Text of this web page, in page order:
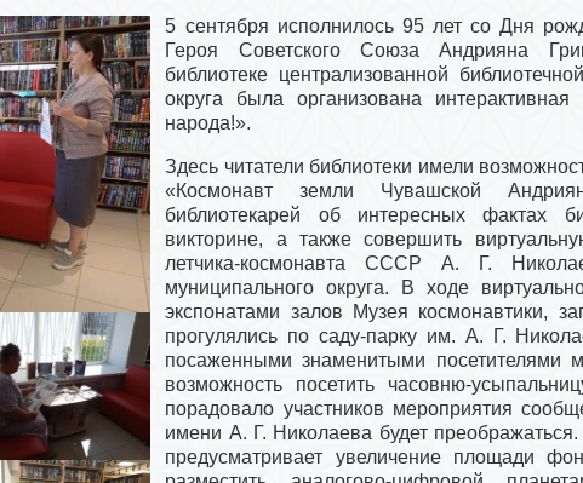
5 сентября исполнилось 95 лет со Дня
Героя Советского Союза Андрияна
библиотеке централизованной
округа была организована
народа!».
Здесь читатели библиотеки имели
«Космонавт земли Чувашской
библиотекарей об интересных фактах
викторине, а также совершить
летчика-космонавта СССР А. Г.
муниципального округа. В ходе
экспонатами залов Музея космонавтики,
прогулялись по саду-парку им. А. Г.
посаженными знаменитыми посетителями
возможность посетить часовню-
порадовало участников мероприятия
имени А. Г. Николаева будет
предусматривает увеличение площади